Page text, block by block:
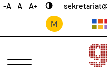
-A A A+
ANSPRECHPARTNER